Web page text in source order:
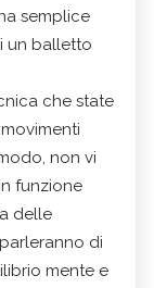
semplice
un balletto
che state
non vi
funzione
delle
di
mente e